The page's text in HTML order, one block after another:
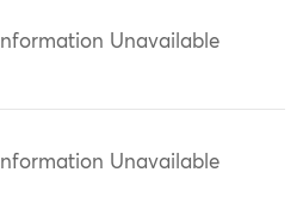
Information Unavailable
Information Unavailable